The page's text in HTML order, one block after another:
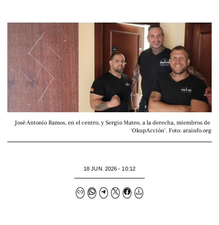
José Antonio Ramos, en el centro, y Sergio Mateo, a la derecha, miembros de
‘OkupAcción’. Foto: arainfo.org
18 JUN. 2026 - 10:12